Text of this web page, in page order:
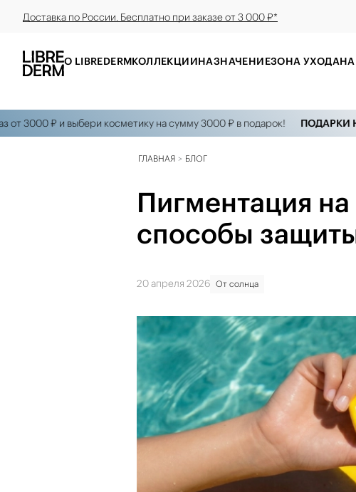
Доставка по России. Бесплатно при заказе от 3 000 ₽*
О LIBREDERMКОЛЛЕКЦИИНАЗНАЧЕНИЕЗОНА УХОДА
₽ и выбери косметику на сумму 3000 ₽ в подарок! ПОДАРКИ НА
ГЛАВНАЯ БЛОГ
Пигментация
способы
20 апреля 2026 От солнца